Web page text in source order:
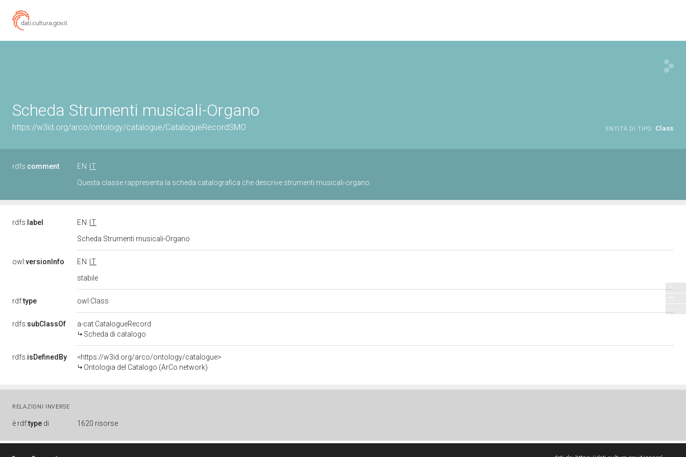
Scheda Strumenti musicali-Organo
https://w3id.org/arco/ontology/catalogue/CatalogueRecordSMO ENTITÀ DI TIPO: Class
rdfs:comment EN
IT
Questa classe rappresenta la scheda catalografica che descrive strumenti musicali-organo.
rdfs: label EN
IT
Scheda Strumenti musicali-Organo
owl:versionInfo EN
IT
stabile
rdf:type owl:Class
rdfs:subClassOf
a-cat:CatalogueRecord
Scheda di catalogo
rdfs:isDefinedBy
<https://w3id.org/arco/ontology/catalogue>
Ontologia del Catalogo (ArCo network)
RELAZIONI INVERSE
è rdf:type di 1620 risorse